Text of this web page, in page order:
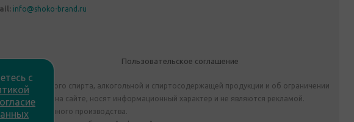
info@shoko-brand.ru
Пользовательское соглашение
этилового спирта, алкогольной и спиртосодержащей продукции и об ограничении
на сайте, носят информационный характер и не являются рекламой.
собственного производства.
с